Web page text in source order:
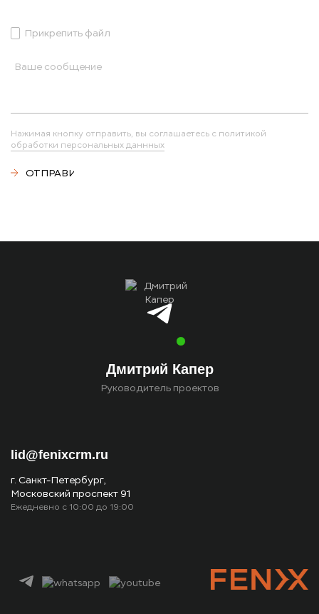
Прикрепить файл
Нажимая кнопку отправить, вы соглашаетесь с политикой
обработки персональных даннных
Дмитрий Капер
Руководитель проектов
lid@fenixcrm.ru
г. Санкт-Петербург,
Московский проспект 91
Ежедневно с 10:00 до 19:00